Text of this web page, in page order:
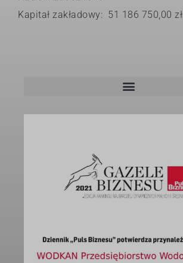
Kapitał zakładowy: 51 186 750,00 zł